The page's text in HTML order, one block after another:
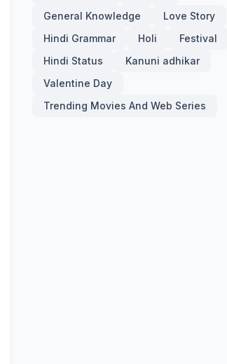
General Knowledge
Love Story
Hindi Grammar
Holi
Festival
Hindi Status
Kanuni adhikar
Valentine Day
Trending Movies And Web Series